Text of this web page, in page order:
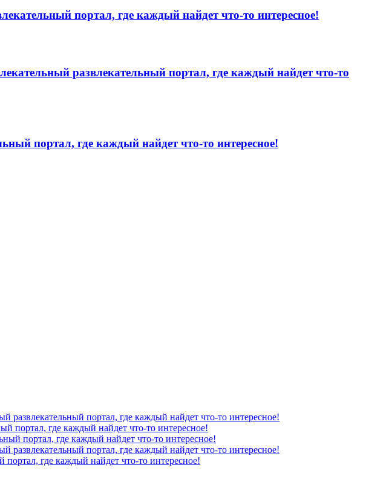
портал, где каждый найдет что-то интересное!
развлекательный портал, где каждый найдет что-то
портал, где каждый найдет что-то интересное!
развлекательный портал, где каждый найдет что-то интересное!
портал, где каждый найдет что-то интересное!
портал, где каждый найдет что-то интересное!
развлекательный портал, где каждый найдет что-то интересное!
где каждый найдет что-то интересное!